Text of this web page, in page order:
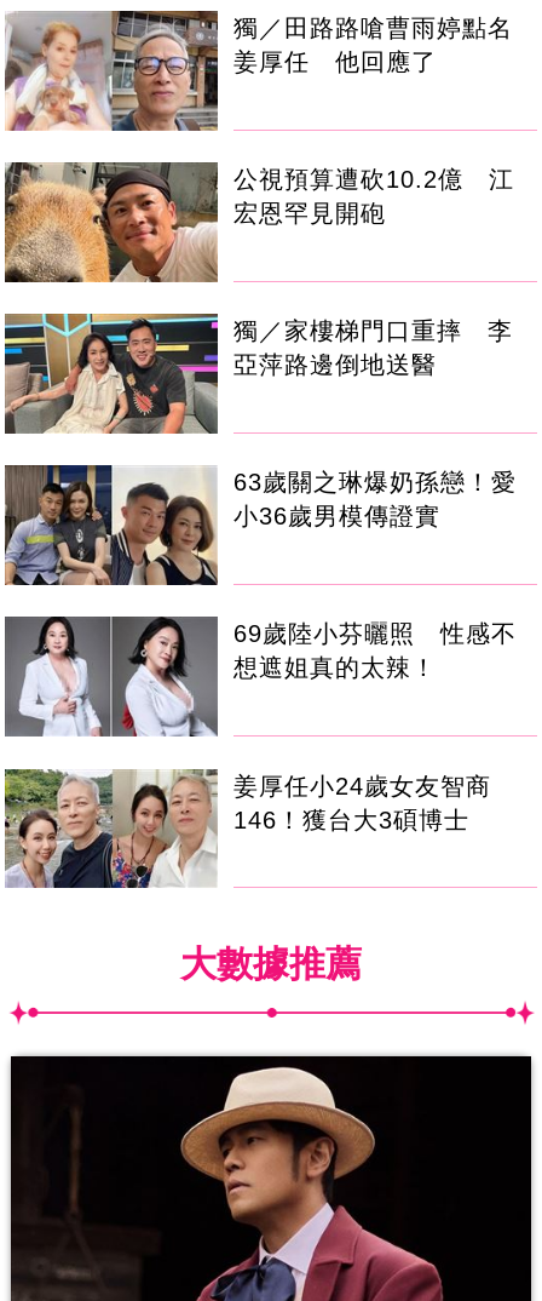
獨／田路路嗆曹雨婷點名
姜厚任 他回應了
公視預算遭砍10.2億 江
宏恩罕見開砲
獨／家樓梯門口重摔 李
亞萍路邊倒地送醫
63歲關之琳爆奶孫戀！愛
小36歲男模傳證實
69歲陸小芬曬照 性感不
想遮姐真的太辣！
姜厚任小24歲女友智商
146！獲台大3碩博士
大數據推薦